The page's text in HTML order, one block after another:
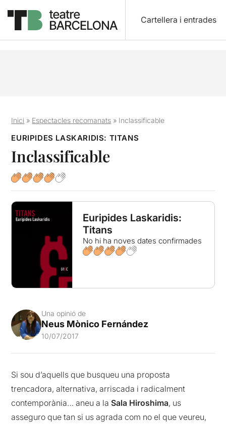
Cartellera i entrades
Inici » Espectacles recomanats » Inclassificable
EURIPIDES LASKARIDIS: TITANS
Inclassificable
Euripides Laskaridis:
Titans
No hi ha noves dates confirmades
Una opinió de
Neus Mònico Fernández
10/07/2017
Si sou d’aquells que busqueu una proposta
trencadora, alternativa, arriscada i radicalment
contemporània… aneu a laSala Hiroshima, us
asseguro que tan si us agrada com no el que veureu,